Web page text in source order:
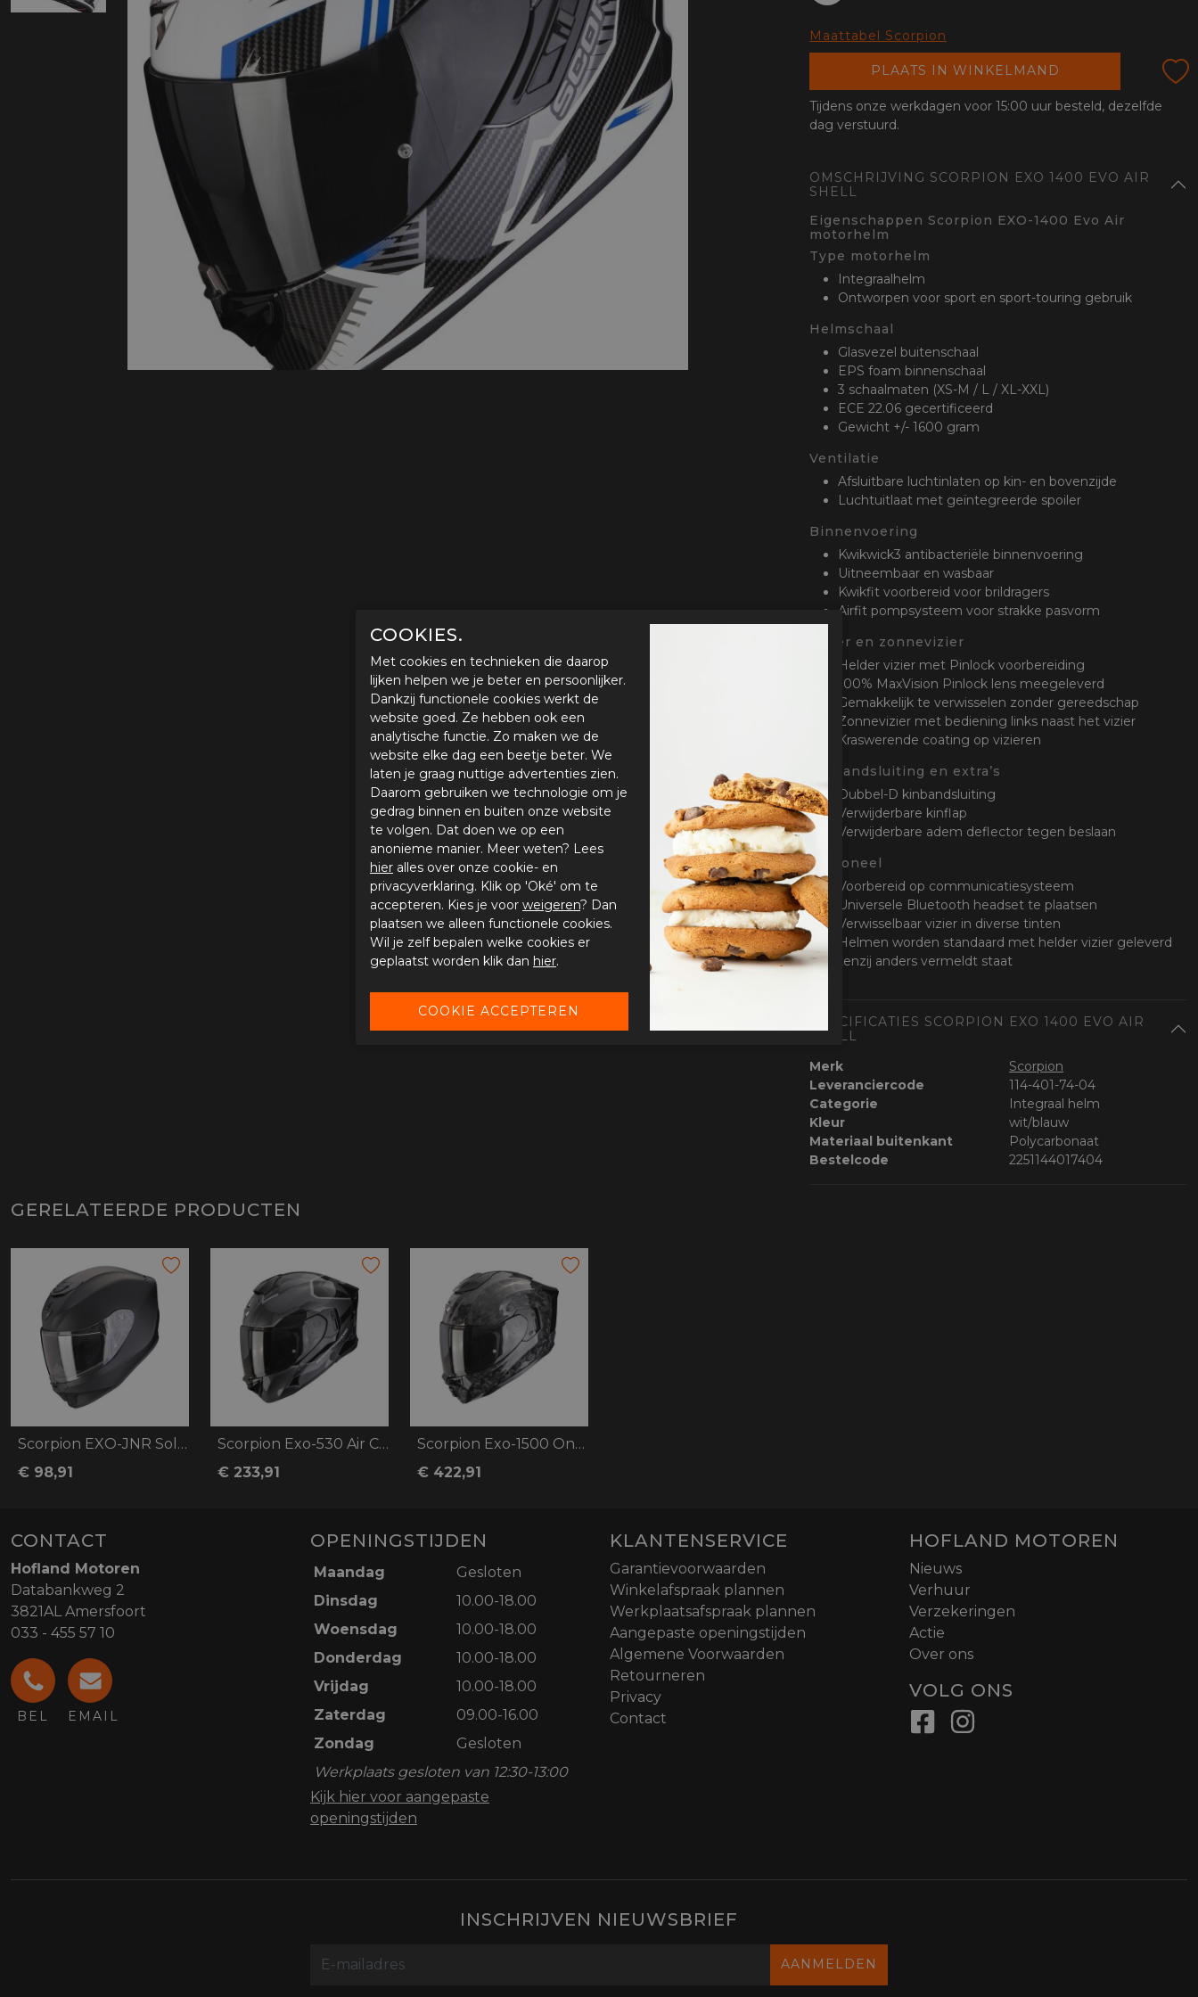
handschoenen
All-Season
handschoenen
Verwarmde
handschoenen
Sloten
TelefoonMaattabel Scorpion
PLAATS IN WINKELMAND
Tijdens onze werkdagen voor 15:00 uur besteld, dezelfde
dag verstuurd.
OMSCHRIJVING SCORPION EXO 1400 EVO AIR
SHELL
Eigenschappen Scorpion EXO-1400 Evo Air
motorhelm
Type motorhelm
Integraalhelm
Ontworpen voor sport en sport-touring gebruik
Helmschaal
Glasvezel buitenschaal
EPS foam binnenschaal
3 schaalmaten (XS-M / L / XL-XXL)
ECE 22.06 gecertificeerd
Gewicht +/- 1600 gram
Ventilatie
Afsluitbare luchtinlaten op kin- en bovenzijde
Luchtuitlaat met geïntegreerde spoiler
Binnenvoering
Kwikwick3 antibacteriële binnenvoering
Uitneembaar en wasbaar
Kwikfit voorbereid voor brildragers
Airfit pompsysteem voor strakke pasvorm
Vizier en zonnevizier
Helder vizier met Pinlock voorbereiding
100% MaxVision Pinlock lens meegeleverd
Gemakkelijk te verwisselen zonder gereedschap
Zonnevizier met bediening links naast het vizier
Kraswerende coating op vizieren
Kinbandsluiting en extra’s
Dubbel-D kinbandsluiting
Verwijderbare kinflap
Verwijderbare adem deflector tegen beslaan
Optioneel
Voorbereid op communicatiesysteem
Universele Bluetooth headset te plaatsen
Verwisselbaar vizier in diverse tinten
Helmen worden standaard met helder vizier geleverd
tenzij anders vermeldt staat
SPECIFICATIES SCORPION EXO 1400 EVO AIR
SHELL
Merk
Scorpion
Leveranciercode
114-401-74-04
Categorie
Integraal helm
Kleur
wit/blauw
Materiaal buitenkant
Polycarbonaat
Bestelcode
2251144017404
GERELATEERDE PRODUCTEN
Scorpion EXO-JNR Solid
€ 98,91
Scorpion Exo-530 Air Clip
€ 233,91
Scorpion Exo-1500 Onyx Carbon Air Solid
€ 422,91
CONTACT
Hofland Motoren
Databankweg 2
3821AL Amersfoort
033 - 455 57 10
BEL EMAIL
OPENINGSTIJDEN
Maandag
Gesloten
Dinsdag
10.00-18.00
Woensdag
10.00-18.00
Donderdag
10.00-18.00
Vrijdag
10.00-18.00
Zaterdag
09.00-16.00
Zondag
Gesloten
Werkplaats gesloten van 12:30-13:00
Kijk hier voor aangepaste
openingstijden
KLANTENSERVICE
Garantievoorwaarden
Winkelafspraak plannen
Werkplaatsafspraak plannen
Aangepaste openingstijden
Algemene Voorwaarden
Retourneren
Privacy
Contact
HOFLAND MOTOREN
Nieuws
Verhuur
Verzekeringen
Actie
Over ons
VOLG ONS
INSCHRIJVEN NIEUWSBRIEF
AANMELDEN
COOKIES.
Met cookies en technieken die daarop
lijken helpen we je beter en persoonlijker.
Dankzij functionele cookies werkt de
website goed. Ze hebben ook een
analytische functie. Zo maken we de
website elke dag een beetje beter. We
laten je graag nuttige advertenties zien.
Daarom gebruiken we technologie om je
gedrag binnen en buiten onze website
te volgen. Dat doen we op een
anonieme manier. Meer weten? Lees
hier alles over onze cookie- en
privacyverklaring. Klik op 'Oké' om te
accepteren. Kies je voor weigeren? Dan
plaatsen we alleen functionele cookies.
Wil je zelf bepalen welke cookies er
geplaatst worden klik dan hier.